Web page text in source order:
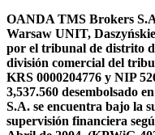
OANDA TMS Brokers
Warsaw UNIT,
por el tribunal de distrito
división comercial del
KRS 0000204776 y NIP
3,537.560 desembolsado
S.A. se encuentra bajo la
supervisión financiera